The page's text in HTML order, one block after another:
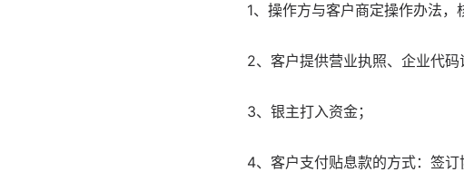
1、操作方与客户商定操作办法，
2、客户提供营业执照、企业代
3、银主打入资金；
4、客户支付贴息款的方式：签